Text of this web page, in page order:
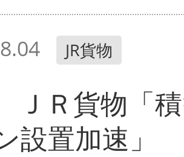
JR貨物
Ｒ貨物「
設置加速」